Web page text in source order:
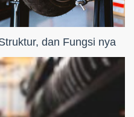
dan Fungsi nya